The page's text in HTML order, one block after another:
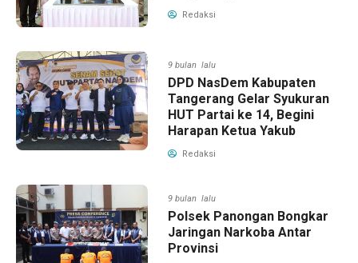
Redaksi
9 bulan lalu
DPD NasDem Kabupaten
Tangerang Gelar Syukuran
HUT Partai ke 14, Begini
Harapan Ketua Yakub
Redaksi
9 bulan lalu
Polsek Panongan Bongkar
Jaringan Narkoba Antar
Provinsi